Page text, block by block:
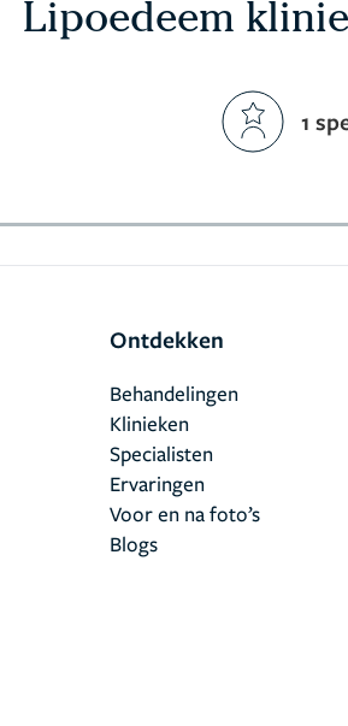
Lipoedeem
1
Ontdekken
Behandelingen
Klinieken
Specialisten
Ervaringen
Voor en na foto’s
Blogs